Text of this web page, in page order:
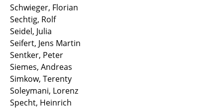
Schwieger, Florian
Sechtig, Rolf
Seidel, Julia
Seifert, Jens Martin
Sentker, Peter
Siemes, Andreas
Simkow, Terenty
Soleymani, Lorenz
Specht, Heinrich